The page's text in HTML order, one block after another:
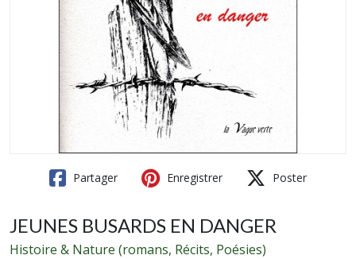
Partager Enregistrer Poster
JEUNES BUSARDS EN DANGER
Histoire & Nature (romans, Récits, Poésies)